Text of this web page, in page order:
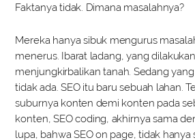
Faktanya tidak. Dimana masalahnya?
Mereka hanya sibuk mengurus
menerus. Ibarat ladang, yang
menjungkirbalikan tanah. Sedang
tidak ada. SEO itu baru sebuah lahan.
suburnya konten demi konten pada
konten, SEO coding, akhirnya sama
lupa, bahwa SEO on page, tidak hanya